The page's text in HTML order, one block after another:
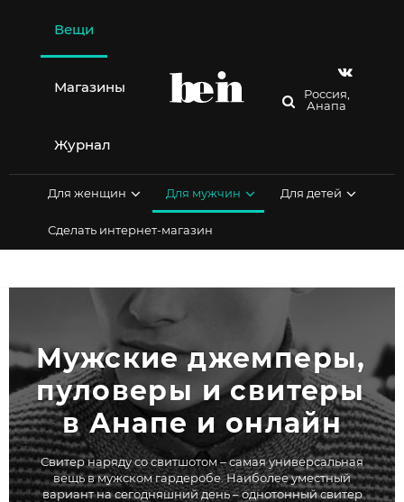
содержимому
Вещи
Магазины
Журнал
Россия,
Анапа
Для женщин Для мужчин Для детей
Сделать интернет-магазин
Мужские джемперы,
пуловеры и свитеры
в Анапе и онлайн
Свитер наряду со свитшотом – самая универсальная
вещь в мужском гардеробе. Наиболее уместный
вариант на сегодняшний день – однотонный свитер